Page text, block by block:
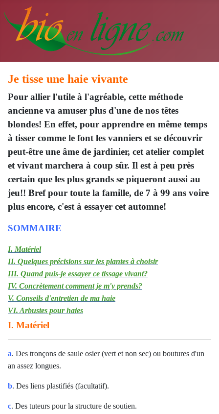
Je tisse une haie vivante
Pour allier l'utile à l'agréable, cette méthode
ancienne va amuser plus d'une de nos têtes
blondes! En effet, pour apprendre en même temps
à tisser comme le font les vanniers et se découvrir
peut-être une âme de jardinier, cet atelier complet
et vivant marchera à coup sûr. Il est à peu près
certain que les plus grands se piqueront aussi au
jeu!! Bref pour toute la famille, de 7 à 99 ans voire
plus encore, c'est à essayer cet automne!
SOMMAIRE
I. Matériel
II. Quelques précisions sur les plantes à choisir
III. Quand puis-je essayer ce tissage vivant?
IV. Concrètement comment je m'y prends?
V. Conseils d'entretien de ma haie
VI. Arbustes pour haies
I. Matériel
a. Des tronçons de saule osier (vert et non sec) ou boutures d'un
an assez longues.
b. Des liens plastifiés (facultatif).
c. Des tuteurs pour la structure de soutien.